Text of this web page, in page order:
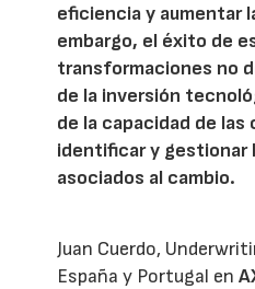
eficiencia y aumentar
embargo, el éxito de
transformaciones no
de la inversión
de la capacidad de las
identificar y gestionar
asociados al cambio.
Juan Cuerdo,
España y Portugal en